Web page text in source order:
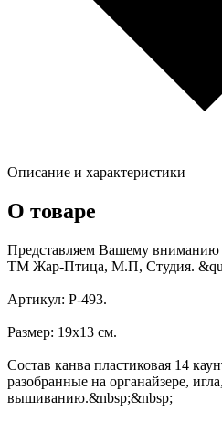
Описание и характеристики
О товаре
Представляем Вашему
ТМ Жар-Птица, М.П, Студия.
Артикул: Р-493.
Размер: 19х13 см.
Состав канва пластиковая 14
разобранные на органайзере,
вышиванию.&nbsp;&nbsp;